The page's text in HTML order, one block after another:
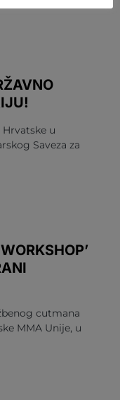
u
Saveza za
cutmana
MMA Unije, u